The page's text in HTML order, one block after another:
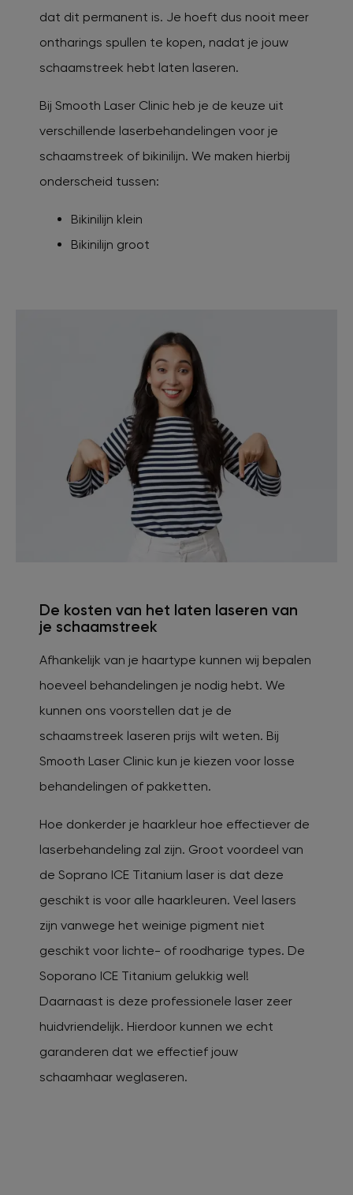
dat dit permanent is. Je hoeft dus nooit meer
ontharings spullen te kopen, nadat je jouw
schaamstreek hebt laten laseren.
Bij Smooth Laser Clinic heb je de keuze uit
verschillende laserbehandelingen voor je
schaamstreek of bikinilijn. We maken hierbij
onderscheid tussen:
Bikinilijn klein
Bikinilijn groot
De kosten van het laten laseren van
je schaamstreek
Afhankelijk van je haartype kunnen wij bepalen
hoeveel behandelingen je nodig hebt. We
kunnen ons voorstellen dat je de
schaamstreek laseren prijs wilt weten. Bij
Smooth Laser Clinic kun je kiezen voor losse
behandelingen of pakketten.
Hoe donkerder je haarkleur hoe effectiever de
laserbehandeling zal zijn. Groot voordeel van
de Soprano ICE Titanium laser is dat deze
geschikt is voor alle haarkleuren. Veel lasers
zijn vanwege het weinige pigment niet
geschikt voor lichte- of roodharige types. De
Soporano ICE Titanium gelukkig wel!
Daarnaast is deze professionele laser zeer
huidvriendelijk. Hierdoor kunnen we echt
garanderen dat we effectief jouw
schaamhaar weglaseren.